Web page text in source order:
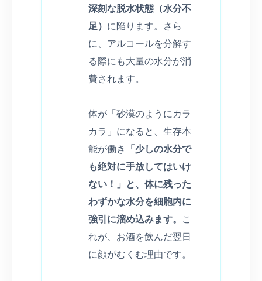
深刻な脱水状態（水分不
足） に陥ります。さら
に、アルコールを分解す
る際にも大量の水分が消
費されます。
体が「砂漠のようにカラ
カラ」になると、生存本
能が働き 「少しの水分で
も絶対に手放してはいけ
ない！」と、体に残った
わずかな水分を細胞内に
強引に溜め込みます。 こ
れが、お酒を飲んだ翌日
に顔がむくむ理由です。